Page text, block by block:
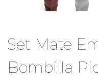
Set Mate
Bombilla